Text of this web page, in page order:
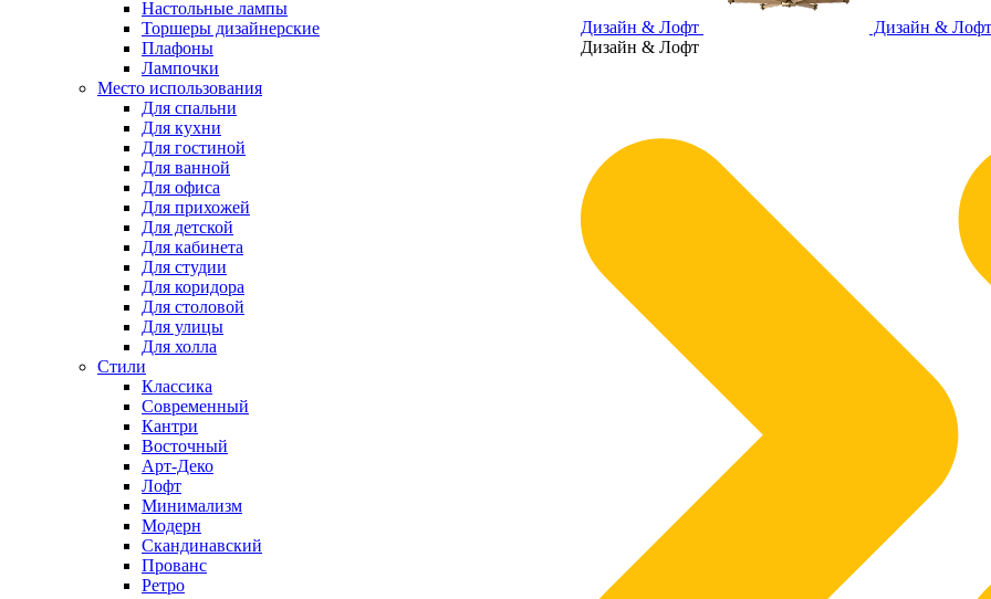
Дизайн & Лофт
Дизайн & Лофт
Дизайн & Лофт
Настольные лампы
Торшеры дизайнерские
Плафоны
Лампочки
Место использования
Для спальни
Для кухни
Для гостиной
Для ванной
Для офиса
Для прихожей
Для детской
Для кабинета
Для студии
Для коридора
Для столовой
Для улицы
Для холла
Стили
Классика
Современный
Кантри
Восточный
Арт-Деко
Лофт
Минимализм
Модерн
Скандинавский
Прованс
Ретро